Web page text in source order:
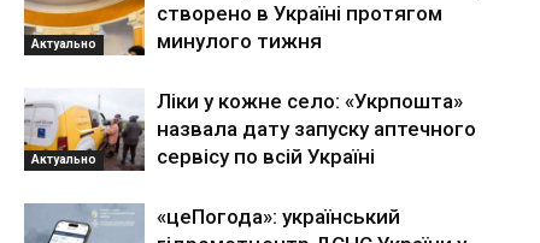
Актуально
створено в Україні протягом
минулого тижня
Актуально
Ліки у кожне село: «Укрпошта»
назвала дату запуску аптечного
сервісу по всій Україні
«цеПогода»: український